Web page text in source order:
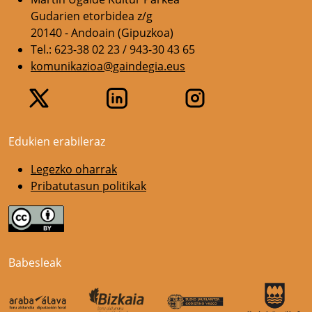
Gudarien etorbidea z/g
20140 - Andoain (Gipuzkoa)
Tel.: 623-38 02 23 / 943-30 43 65
komunikazioa@gaindegia.eus
Edukien erabileraz
Legezko oharrak
Pribatutasun politikak
Babesleak